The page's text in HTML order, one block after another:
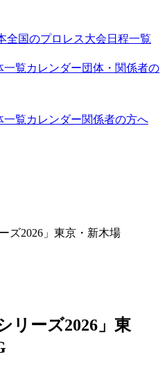
全国のプロレス大会日程一覧
一覧カレンダー団体・関係者の
一覧カレンダー関係者の方へ
ズ2026」東京・新木場
リーズ2026」東